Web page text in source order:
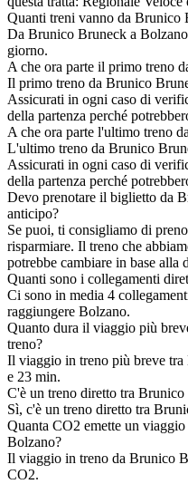
Quanti treni vanno da Brunico
Da Brunico Bruneck a
giorno.
A che ora parte il primo treno
Il primo treno da Brunico
Assicurati in ogni caso di
della partenza perché
A che ora parte l'ultimo treno
L'ultimo treno da Brunico
Assicurati in ogni caso di
della partenza perché
Devo prenotare il biglietto da
anticipo?
Se puoi, ti consigliamo di
risparmiare. Il treno che
potrebbe cambiare in base alla
Quanti sono i collegamenti
Ci sono in media 4
raggiungere Bolzano.
Quanto dura il viaggio più
treno?
Il viaggio in treno più breve
e 23 min.
C'è un treno diretto tra
Sì, c'è un treno diretto tra
Quanta CO2 emette un
Bolzano?
Il viaggio in treno da Brunico
CO2.